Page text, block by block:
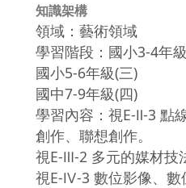
知識架構
領域：藝術領域
學習階段：國小3-4年
國小5-6年級(三)
國中7-9年級(四)
學習內容：視E-Ⅱ-3 點
創作、聯想創作。
視E-Ⅲ-2 多元的媒材技
視E-Ⅳ-3 數位影像、數